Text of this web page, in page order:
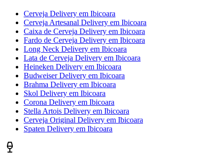
Cerveja Delivery em Ibicoara
Cerveja Artesanal Delivery em Ibicoara
Caixa de Cerveja Delivery em Ibicoara
Fardo de Cerveja Delivery em Ibicoara
Long Neck Delivery em Ibicoara
Lata de Cerveja Delivery em Ibicoara
Heineken Delivery em Ibicoara
Budweiser Delivery em Ibicoara
Brahma Delivery em Ibicoara
Skol Delivery em Ibicoara
Corona Delivery em Ibicoara
Stella Artois Delivery em Ibicoara
Cerveja Original Delivery em Ibicoara
Spaten Delivery em Ibicoara